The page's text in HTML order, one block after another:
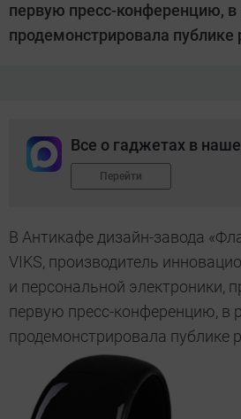
первую пресс-конференцию, в
продемонстрировала публике
Все о гаджетах в
Перейти
В Антикафе дизайн-завода
VIKS, производитель
и персональной электроники,
первую пресс-конференцию, в
продемонстрировала публике